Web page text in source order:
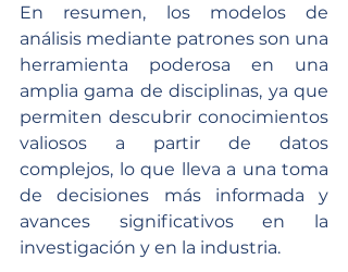
En resumen, los modelos de
análisis mediante patrones son una
herramienta poderosa en una
amplia gama de disciplinas, ya que
permiten descubrir conocimientos
valiosos a partir de datos
complejos, lo que lleva a una toma
de decisiones más informada y
avances significativos en la
investigación y en la industria.